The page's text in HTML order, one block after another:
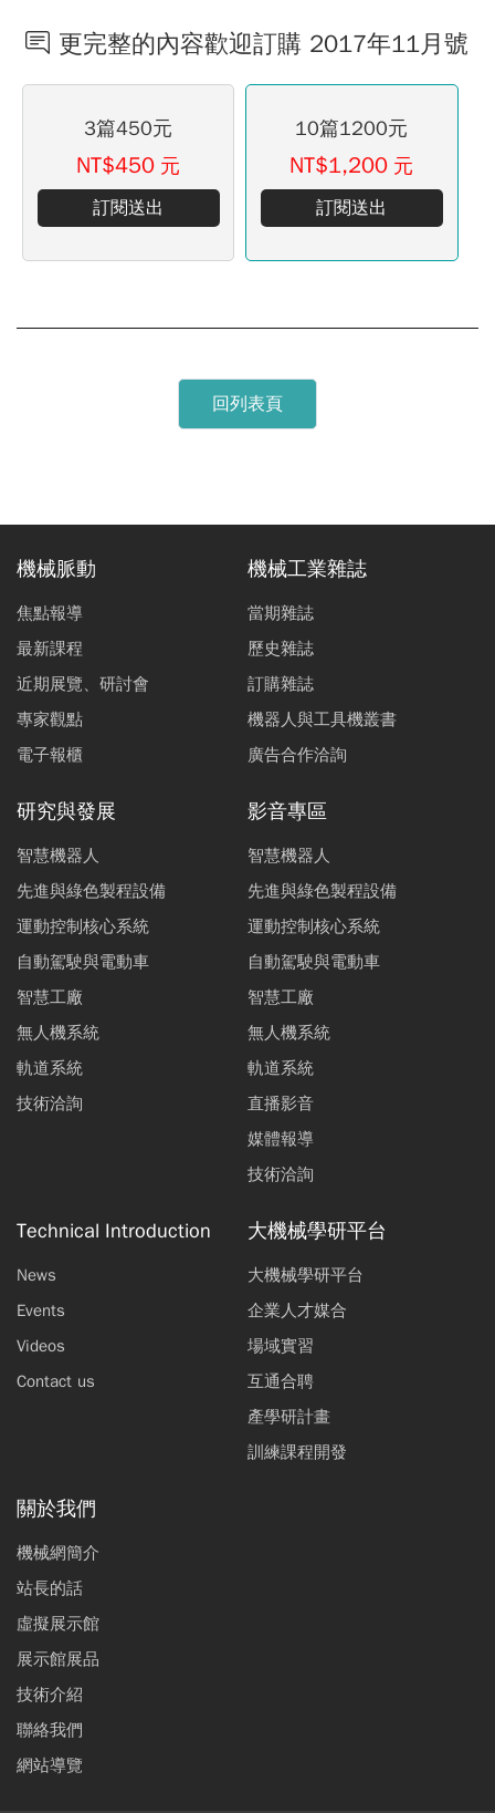
更完整的內容歡迎訂購 2017年11月號
3篇450元
NT$450 元
訂閱送出
10篇1200元
NT$1,200 元
訂閱送出
回列表頁
機械脈動
焦點報導
最新課程
近期展覽、研討會
專家觀點
電子報櫃
機械工業雜誌
當期雜誌
歷史雜誌
訂購雜誌
機器人與工具機叢書
廣告合作洽詢
研究與發展
智慧機器人
先進與綠色製程設備
運動控制核心系統
自動駕駛與電動車
智慧工廠
無人機系統
軌道系統
技術洽詢
影音專區
智慧機器人
先進與綠色製程設備
運動控制核心系統
自動駕駛與電動車
智慧工廠
無人機系統
軌道系統
直播影音
媒體報導
技術洽詢
Technical Introduction
News
Events
Videos
Contact us
大機械學研平台
大機械學研平台
企業人才媒合
場域實習
互通合聘
產學研計畫
訓練課程開發
關於我們
機械網簡介
站長的話
虛擬展示館
展示館展品
技術介紹
聯絡我們
網站導覽